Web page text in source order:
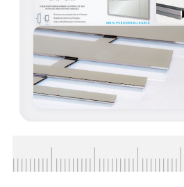
ACCESSOIRES EN
EXEMPLES, RÉALISATIONS,
NUANCIER RAL
COMMENT COUPER DU
A PROPOS DE LA LIVRAISON